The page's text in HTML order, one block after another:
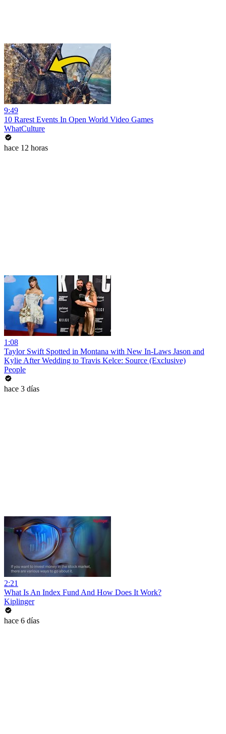
9:49
10 Rarest Events In Open World Video Games
WhatCulture
hace 12 horas
1:08
Taylor Swift Spotted in Montana with New In-Laws Jason and
Kylie After Wedding to Travis Kelce: Source (Exclusive)
People
hace 3 días
2:21
What Is An Index Fund And How Does It Work?
Kiplinger
hace 6 días